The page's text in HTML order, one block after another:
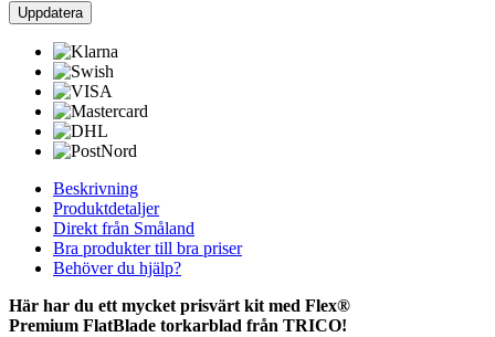
Beskrivning
Produktdetaljer
Direkt från Småland
Bra produkter till bra priser
Behöver du hjälp?
Här har du ett mycket prisvärt kit med Flex®
Premium FlatBlade torkarblad från TRICO!